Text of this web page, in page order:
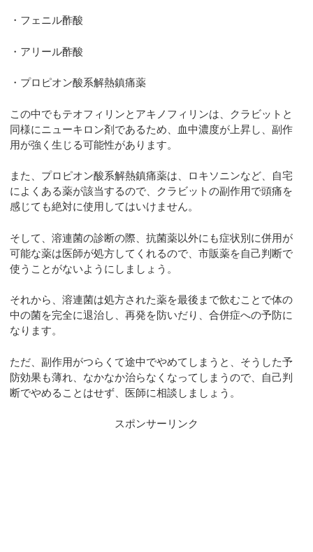
・フェニル酢酸
・アリール酢酸
・プロピオン酸系解熱鎮痛薬
この中でもテオフィリンとアキノフィリンは、クラビットと
同様にニューキロン剤であるため、血中濃度が上昇し、副作
用が強く生じる可能性があります。
また、プロピオン酸系解熱鎮痛薬は、ロキソニンなど、自宅
によくある薬が該当するので、クラビットの副作用で頭痛を
感じても絶対に使用してはいけません。
そして、溶連菌の診断の際、抗菌薬以外にも症状別に併用が
可能な薬は医師が処方してくれるので、市販薬を自己判断で
使うことがないようにしましょう。
それから、溶連菌は処方された薬を最後まで飲むことで体の
中の菌を完全に退治し、再発を防いだり、合併症への予防に
なります。
ただ、副作用がつらくて途中でやめてしまうと、そうした予
防効果も薄れ、なかなか治らなくなってしまうので、自己判
断でやめることはせず、医師に相談しましょう。
スポンサーリンク